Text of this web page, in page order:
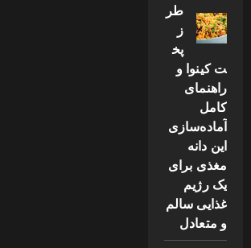
طر
ز
پخ
ت کینوا و
راهنمای
کامل
آماده‌سازی
این دانه
مغذی برای
یک رژیم
غذایی سالم
و متعادل